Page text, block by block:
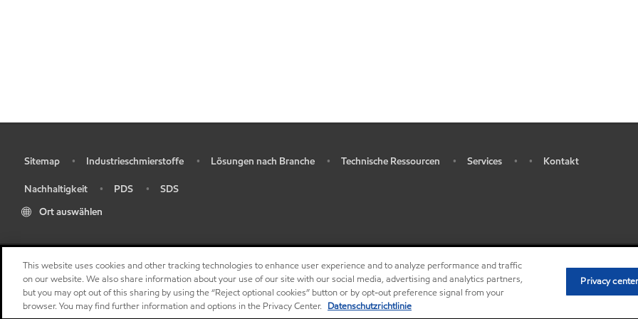
Sitemap • Industrieschmierstoffe • Lösungen nach Branche • Technische Ressourcen • Services • • Kontakt
Nachhaltigkeit • PDS •
SDS
Ort auswählen
• Privacy center (Do not sell or share my personal
This website uses cookies and other tracking technologies to enhance user experience and to analyze performance and traffic
on our website. We also share information about your use of our site with our social media, advertising and analytics partners,
but you may opt out of this sharing by using the “Reject optional cookies” button or by opt-out preference signal from your
browser. You may find further information and options in the Privacy Center. Datenschutzrichtlinie
Privacy center